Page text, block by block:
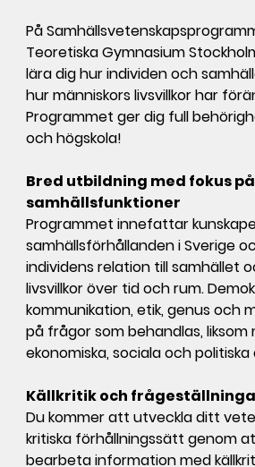
På
Teoretiska Gymnasium
lära dig hur individen och
hur människors livsvillkor har
Programmet ger dig full
och högskola!
Bred utbildning med fokus på
samhällsfunktioner
Programmet innefattar
samhällsförhållanden i Sverige
individens relation till samhället
livsvillkor över tid och rum.
kommunikation, etik, genus och
på frågor som behandlas, liksom
ekonomiska, sociala och politiska
Källkritik och
Du kommer att utveckla ditt
kritiska förhållningssätt genom
bearbeta information med